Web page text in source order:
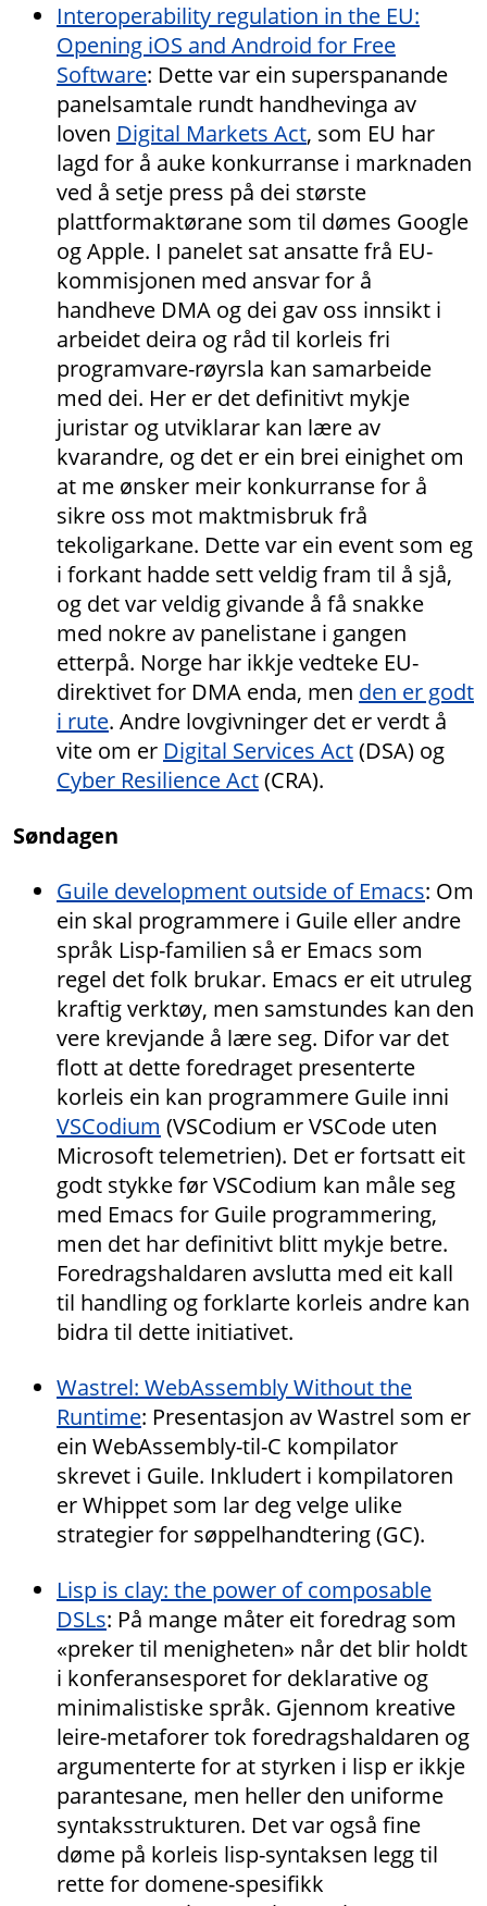
Interoperability regulation in the EU:
Opening iOS and Android for Free
Software: Dette var ein superspanande
panelsamtale rundt handhevinga av
loven Digital Markets Act, som EU har
lagd for å auke konkurranse i marknaden
ved å setje press på dei største
plattformaktørane som til dømes Google
og Apple. I panelet sat ansatte frå EU-
kommisjonen med ansvar for å
handheve DMA og dei gav oss innsikt i
arbeidet deira og råd til korleis fri
programvare-røyrsla kan samarbeide
med dei. Her er det definitivt mykje
juristar og utviklarar kan lære av
kvarandre, og det er ein brei einighet om
at me ønsker meir konkurranse for å
sikre oss mot maktmisbruk frå
tekoligarkane. Dette var ein event som eg
i forkant hadde sett veldig fram til å sjå,
og det var veldig givande å få snakke
med nokre av panelistane i gangen
etterpå. Norge har ikkje vedteke EU-
direktivet for DMA enda, men den er godt
i rute. Andre lovgivninger det er verdt å
vite om er Digital Services Act(DSA) og
Cyber Resilience Act(CRA).
Søndagen
Guile development outside of Emacs: Om
ein skal programmere i Guile eller andre
språk Lisp-familien så er Emacs som
regel det folk brukar. Emacs er eit utruleg
kraftig verktøy, men samstundes kan den
vere krevjande å lære seg. Difor var det
flott at dette foredraget presenterte
korleis ein kan programmere Guile inni
VSCodium (VSCodium er VSCode uten
Microsoft telemetrien). Det er fortsatt eit
godt stykke før VSCodium kan måle seg
med Emacs for Guile programmering,
men det har definitivt blitt mykje betre.
Foredragshaldaren avslutta med eit kall
til handling og forklarte korleis andre kan
bidra til dette initiativet.
Wastrel: WebAssembly Without the
Runtime: Presentasjon av Wastrel som er
ein WebAssembly-til-C kompilator
skrevet i Guile. Inkludert i kompilatoren
er Whippet som lar deg velge ulike
strategier for søppelhandtering (GC).
Lisp is clay: the power of composable
DSLs: På mange måter eit foredrag som
«preker til menigheten» når det blir holdt
i konferansesporet for deklarative og
minimalistiske språk. Gjennom kreative
leire-metaforer tok foredragshaldaren og
argumenterte for at styrken i lisp er ikkje
parantesane, men heller den uniforme
syntaksstrukturen. Det var også fine
døme på korleis lisp-syntaksen legg til
rette for domene-spesifikk